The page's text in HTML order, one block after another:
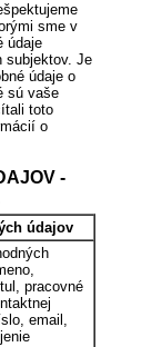
sme v
údaje
subjektov. Je
údaje o
sú vaše
toto
o
-
údajov
pracovné
email,